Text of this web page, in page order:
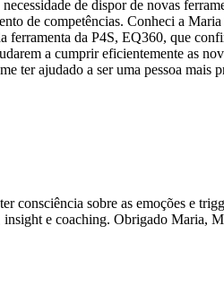
de dispor de novas
de competências. Conheci a
da P4S, EQ360, que
a cumprir eficientemente as
ter ajudado a ser uma pessoa mais
sobre as emoções e
e coaching. Obrigado Maria,